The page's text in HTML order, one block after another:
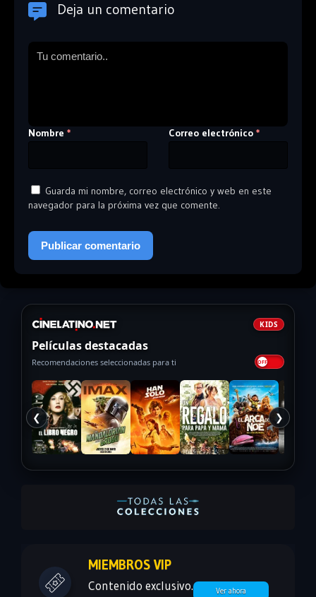
Deja un comentario
Nombre * Correo electrónico *
Guarda mi nombre, correo electrónico y web en este
navegador para la próxima vez que comente.
KIDS
Películas destacadas
Recomendaciones seleccionadas para ti
❮ ❯
MIEMBROS VIP
Contenido exclusivo. Ver ahora